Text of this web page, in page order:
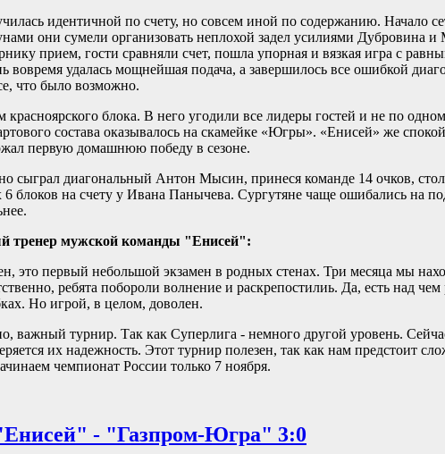
идентичной по счету, но совсем иной по содержанию. Начало
они сумели организовать неплохой задел усилиями Дубровина
прием, гости сравняли счет, пошла упорная и вязкая игра с
вовремя удалась мощнейшая подача, а завершилось все ошибкой
что было возможно.
красноярского блока. В него угодили все лидеры гостей и не по
состава оказывалось на скамейке «Югры». «Енисей» же
первую домашнюю победу в сезоне.
сыграл диагональный Антон Мысин, принеся команде 14 очков,
блоков на счету у Ивана Панычева. Сургутяне чаще ошибались на
тренер мужской команды "Енисей":
это первый небольшой экзамен в родных стенах. Три месяца мы
ребята побороли волнение и раскрепостилиь. Да, есть над
Но игрой, в целом, доволен.
важный турнир. Так как Суперлига - немного другой уровень.
их надежность. Этот турнир полезен, так как нам предстоит
чемпионат России только 7 ноября.
- "Газпром-Югра" 3:0